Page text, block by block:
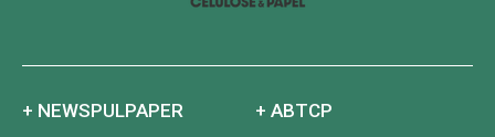
+ NEWSPULPAPER + ABTCP